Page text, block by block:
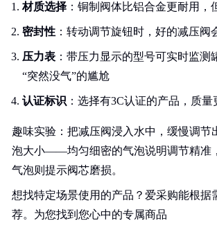
材质选择 ：铜制阀体比铝合金更耐用，
密封性 ：转动调节旋钮时，好的减压阀
压力表 ：带压力显示的型号可实时监测
“突然没气”的尴尬
认证标识 ：选择有3C认证的产品，质量
趣味实验：把减压阀浸入水中，缓慢调节
泡大小——均匀细密的气泡说明调节精准
气泡则提示阀芯磨损。
想找特定场景使用的产品？爱采购能根据
荐。为您找到您心中的专属商品